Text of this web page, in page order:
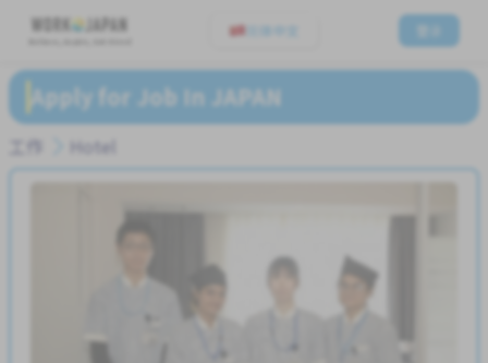
简体中文
Apply for Job In JAPAN
工作 Hotel